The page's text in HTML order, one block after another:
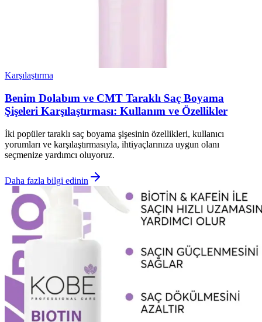
Karşılaştırma
Benim Dolabım ve CMT Taraklı Saç Boyama
Şişeleri Karşılaştırması: Kullanım ve Özellikler
İki popüler taraklı saç boyama şişesinin özellikleri, kullanıcı
yorumları ve karşılaştırmasıyla, ihtiyaçlarınıza uygun olanı
seçmenize yardımcı oluyoruz.
Daha fazla bilgi edinin